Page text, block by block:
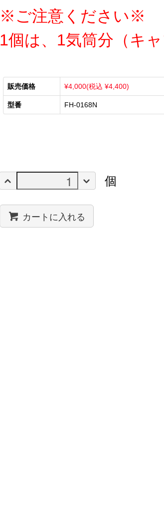
※ご注意ください※
1個は、1気筒分（キ
販売価格 ¥4,000(税込 ¥4,400)
型番 FH-0168N
個
カートに入れる